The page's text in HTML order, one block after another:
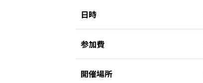
日時
参加費
開催場所